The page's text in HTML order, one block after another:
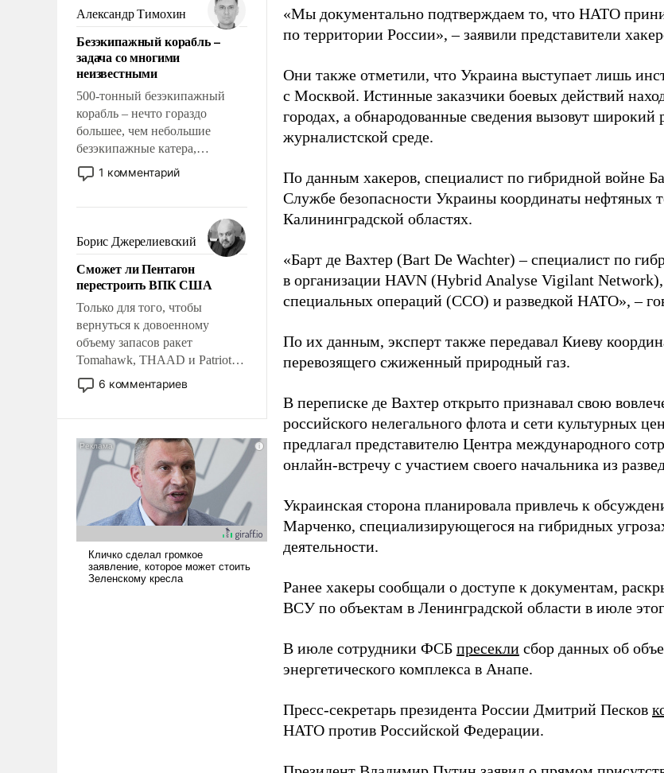
ударами судьбы, брать на себя
ответственность, помогать
слабым, идти вперед и
адаптироваться.
Александр Тимохин
Безэкипажный корабль –
задача со многими
неизвестными
500-тонный безэкипажный
корабль – нечто гораздо
большее, чем небольшие
безэкипажные катера,
применение которых уже
стало обыденностью. Задача по
сложна и амбициозна. Однако
и ее реализация радикально
поднимет наши боевые
возможности.
1 комментарий
Борис Джерелиевский
Сможет ли Пентагон
перестроить ВПК США
Только для того, чтобы
вернуться к довоенному
объему запасов ракет
Tomahawk, THAAD и Patriot
США потребуется более трех
лет. Даже небольшая война с
Сложившаяся ситуация
означает многолетний период
уязвимости США, например,
перед Китаем.
6 комментариев
«Мы документально подтверждаем то, что НАТО
по территории России», – заявили представители
Они также отметили, что Украина выступает лишь
с Москвой. Истинные заказчики боевых действий
городах, а обнародованные сведения вызовут широкий
журналистской среде.
По данным хакеров, специалист по гибридной войне
Службе безопасности Украины координаты нефтяных
Калининградской областях.
«Барт де Вахтер (Bart De Wachter) – специалист по
в организации HAVN (Hybrid Analyse Vigilant Network),
специальных операций (ССО) и разведкой НАТО», –
По их данным, эксперт также передавал Киеву
перевозящего сжиженный природный газ.
В переписке де Вахтер открыто признавал свою
российского нелегального флота и сети культурных
предлагал представителю Центра международного
онлайн-встречу с участием своего начальника из
Украинская сторона планировала привлечь к
Марченко, специализирующегося на гибридных
деятельности.
Ранее хакеры сообщали о доступе к документам,
ВСУ по объектам в Ленинградской области в июле
В июле сотрудники ФСБ пресекли сбор данных об
энергетического комплекса в Анапе.
Пресс-секретарь президента России Дмитрий Песков
НАТО против Российской Федерации.